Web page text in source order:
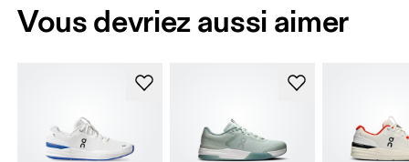
Vous devriez aussi aimer